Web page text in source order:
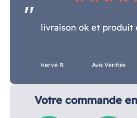
Votre commande
livraison ok et produit
Hervé R. Avis Vérifiés